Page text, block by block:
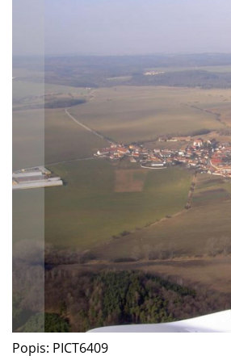
Popis: PICT6409